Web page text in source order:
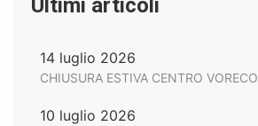
Ultimi articoli
14 luglio 2026
CHIUSURA ESTIVA CENTRO VORECO
10 luglio 2026